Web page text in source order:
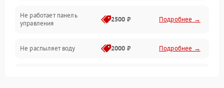
Гигиена
Программное обеспечение
Не работает панель
управления
2500 ₽ Подробнее →
Не распыляет воду 2000 ₽ Подробнее →